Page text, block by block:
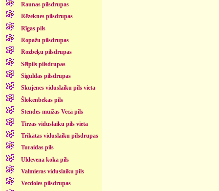
Raunas pilsdrupas
Rēzeknes pilsdrupas
Rīgas pils
Ropažu pilsdrupas
Rozbeķu pilsdrupas
Sēlpils pilsdrupas
Siguldas pilsdrupas
Skujenes viduslaiku pils vieta
Šlokenbekas pils
Stendes muižas Vecā pils
Tirzas viduslaiku pils vieta
Trikātas viduslaiku pilsdrupas
Turaidas pils
Uldevena koka pils
Valmieras viduslaiku pils
Vecdoles pilsdrupas